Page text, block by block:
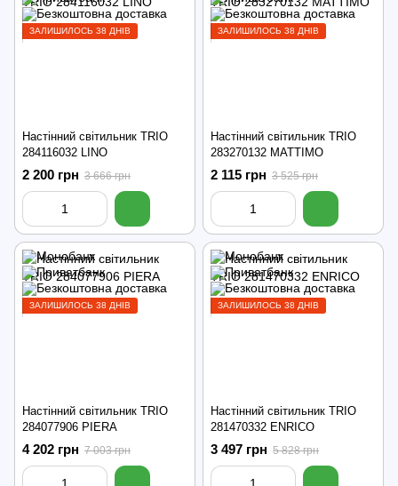
ЗАЛИШИЛОСЬ 38 ДНІВ
Настінний світильник TRIO
284116032 LINO
2 200 грн 3 666 грн
ЗАЛИШИЛОСЬ 38 ДНІВ
Настінний світильник TRIO
283270132 MATTIMO
2 115 грн 3 525 грн
ЗАЛИШИЛОСЬ 38 ДНІВ
Настінний світильник TRIO
284077906 PIERA
4 202 грн 7 003 грн
ЗАЛИШИЛОСЬ 38 ДНІВ
Настінний світильник TRIO
281470332 ENRICO
3 497 грн 5 828 грн